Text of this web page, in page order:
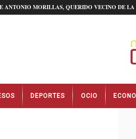
ANTONIO MORILLAS, QUERIDO VECINO DE
DEPORTES OCIO